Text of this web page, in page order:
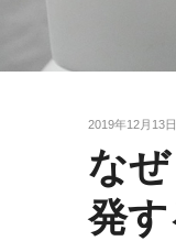
2019年12月13日
な
発